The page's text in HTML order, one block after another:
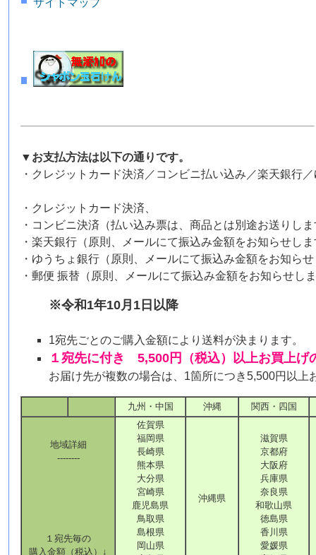
▼お支払方法は以下の通りです。
・クレジットカード決済／コンビニ払い込み／楽天銀行
・クレジットカード決済、
・コンビニ決済（払い込み票は、商品とは別途お送りし
・楽天銀行（原則、メールにて振込み金額をお知らせし
・ゆうちょ銀行（原則、メールにて振込み金額をお知ら
・郵便 振替（原則、メールにて振込み金額をお知らせし
※令和1年10月1日以降
1宛先ごとのご購入金額により送料が決まります。
１宛先に付き 5,500円（税込）以上お買上げ
お届け先が複数の場合は、1箇所につき5,500円以
九州・中国 沖縄 関西・四国
地域詳細
--------
１宛先毎の
購入金額（税込）↓
佐賀県
福岡県
長崎県
熊本県
大分県
宮崎県
鹿児島県
鳥取県
島根県
岡山県
沖縄県
滋賀県
京都府
大阪府
兵庫県
奈良県
和歌山県
徳島県
香川県
愛媛県